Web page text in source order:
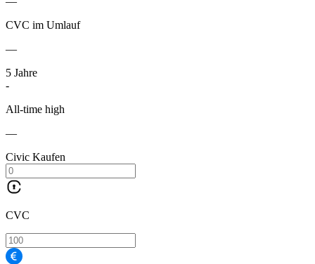
CVC im Umlauf
—
5 Jahre
-
All-time high
—
Civic Kaufen
CVC